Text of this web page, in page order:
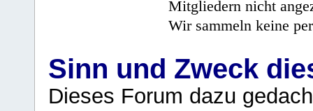
Mitgliedern nicht
Wir sammeln keine
Sinn und Zweck
Dieses Forum dazu